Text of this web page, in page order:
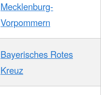
Mecklenburg-
Vorpommern
Bayerisches Rotes
Kreuz